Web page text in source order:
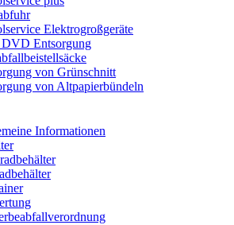
Elektrogroßgeräte
Entsorgung
von Grünschnitt
von Altpapierbündeln
Informationen